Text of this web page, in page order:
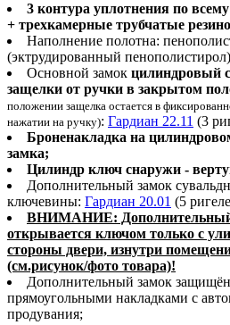
3 контура уплотнения по
+ трехкамерные трубчатые
Наполнение полотна:
(эктрудированный
Основной замок цилиндровый
защелки от ручки в закрытом
положении защелка остается в
нажатии на ручку): Гардиан 22.11 (3
Броненакладка на
замка;
Цилиндр ключ снаружи -
Дополнительный замок
ключевины: Гардиан 20.01 (5
ВНИМАНИЕ: Дополнительный
открывается ключом только с
стороны двери, изнутри
(см.рисунок/фото товара)!
Дополнительный замок
прямоугольными накладками с
продувания;